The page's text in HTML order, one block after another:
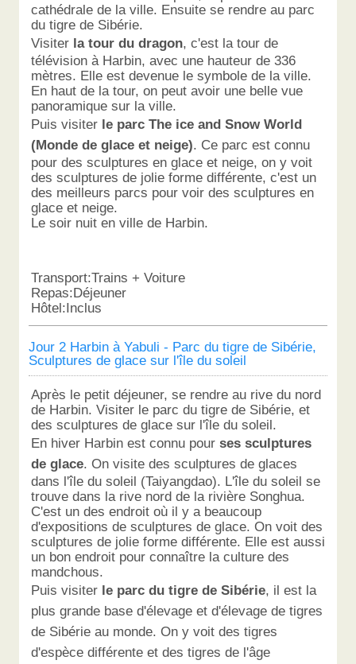
cathédrale de la ville. Ensuite se rendre au parc
du tigre de Sibérie.
Visiter la tour du dragon, c'est la tour de
télévision à Harbin, avec une hauteur de 336
mètres. Elle est devenue le symbole de la ville.
En haut de la tour, on peut avoir une belle vue
panoramique sur la ville.
Puis visiter le parc The ice and Snow World
(Monde de glace et neige). Ce parc est connu
pour des sculptures en glace et neige, on y voit
des sculptures de jolie forme différente, c'est un
des meilleurs parcs pour voir des sculptures en
glace et neige.
Le soir nuit en ville de Harbin.
Transport:Trains + Voiture
Repas:Déjeuner
Hôtel:Inclus
Jour 2 Harbin à Yabuli - Parc du tigre de Sibérie,
Sculptures de glace sur l'île du soleil
Après le petit déjeuner, se rendre au rive du nord
de Harbin. Visiter le parc du tigre de Sibérie, et
des sculptures de glace sur l'île du soleil.
En hiver Harbin est connu pourses sculptures
de glace. On visite des sculptures de glaces
dans l'île du soleil (Taiyangdao). L'île du soleil se
trouve dans la rive nord de la rivière Songhua.
C'est un des endroit où il y a beaucoup
d'expositions de sculptures de glace. On voit des
sculptures de jolie forme différente. Elle est aussi
un bon endroit pour connaître la culture des
mandchous.
Puis visiter le parc du tigre de Sibérie, il est la
plus grande base d'élevage et d'élevage de tigres
de Sibérie au monde. On y voit des tigres
d'espèce différente et des tigres de l'âge